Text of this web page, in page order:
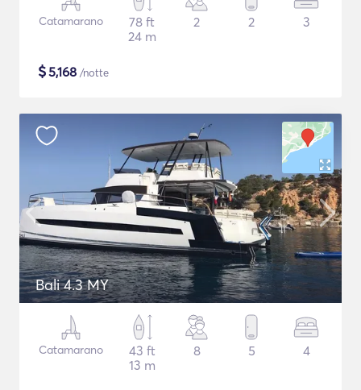
Catamarano
78 ft
24 m
2 2 3
$5,168 /notte
Bali 4.3 MY
Catamarano
43 ft
13 m
8 5 4